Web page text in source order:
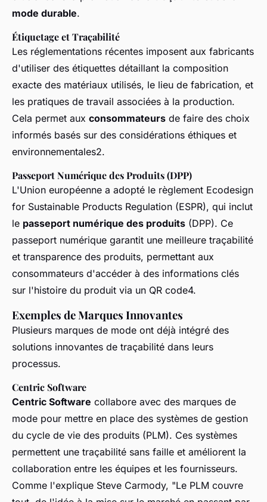
mode durable.
Étiquetage et Traçabilité
Les réglementations récentes imposent aux fabricants
d'utiliser des étiquettes détaillant la composition
exacte des matériaux utilisés, le lieu de fabrication, et
les pratiques de travail associées à la production.
Cela permet aux consommateurs de faire des choix
informés basés sur des considérations éthiques et
environnementales2.
Passeport Numérique des Produits (DPP)
L'Union européenne a adopté le règlement Ecodesign
for Sustainable Products Regulation (ESPR), qui inclut
le passeport numérique des produits (DPP). Ce
passeport numérique garantit une meilleure traçabilité
et transparence des produits, permettant aux
consommateurs d'accéder à des informations clés
sur l'histoire du produit via un QR code4.
Exemples de Marques Innovantes
Plusieurs marques de mode ont déjà intégré des
solutions innovantes de traçabilité dans leurs
processus.
Centric Software
Centric Software collabore avec des marques de
mode pour mettre en place des systèmes de gestion
du cycle de vie des produits (PLM). Ces systèmes
permettent une traçabilité sans faille et améliorent la
collaboration entre les équipes et les fournisseurs.
Comme l'explique Steve Carmody, "Le PLM couvre